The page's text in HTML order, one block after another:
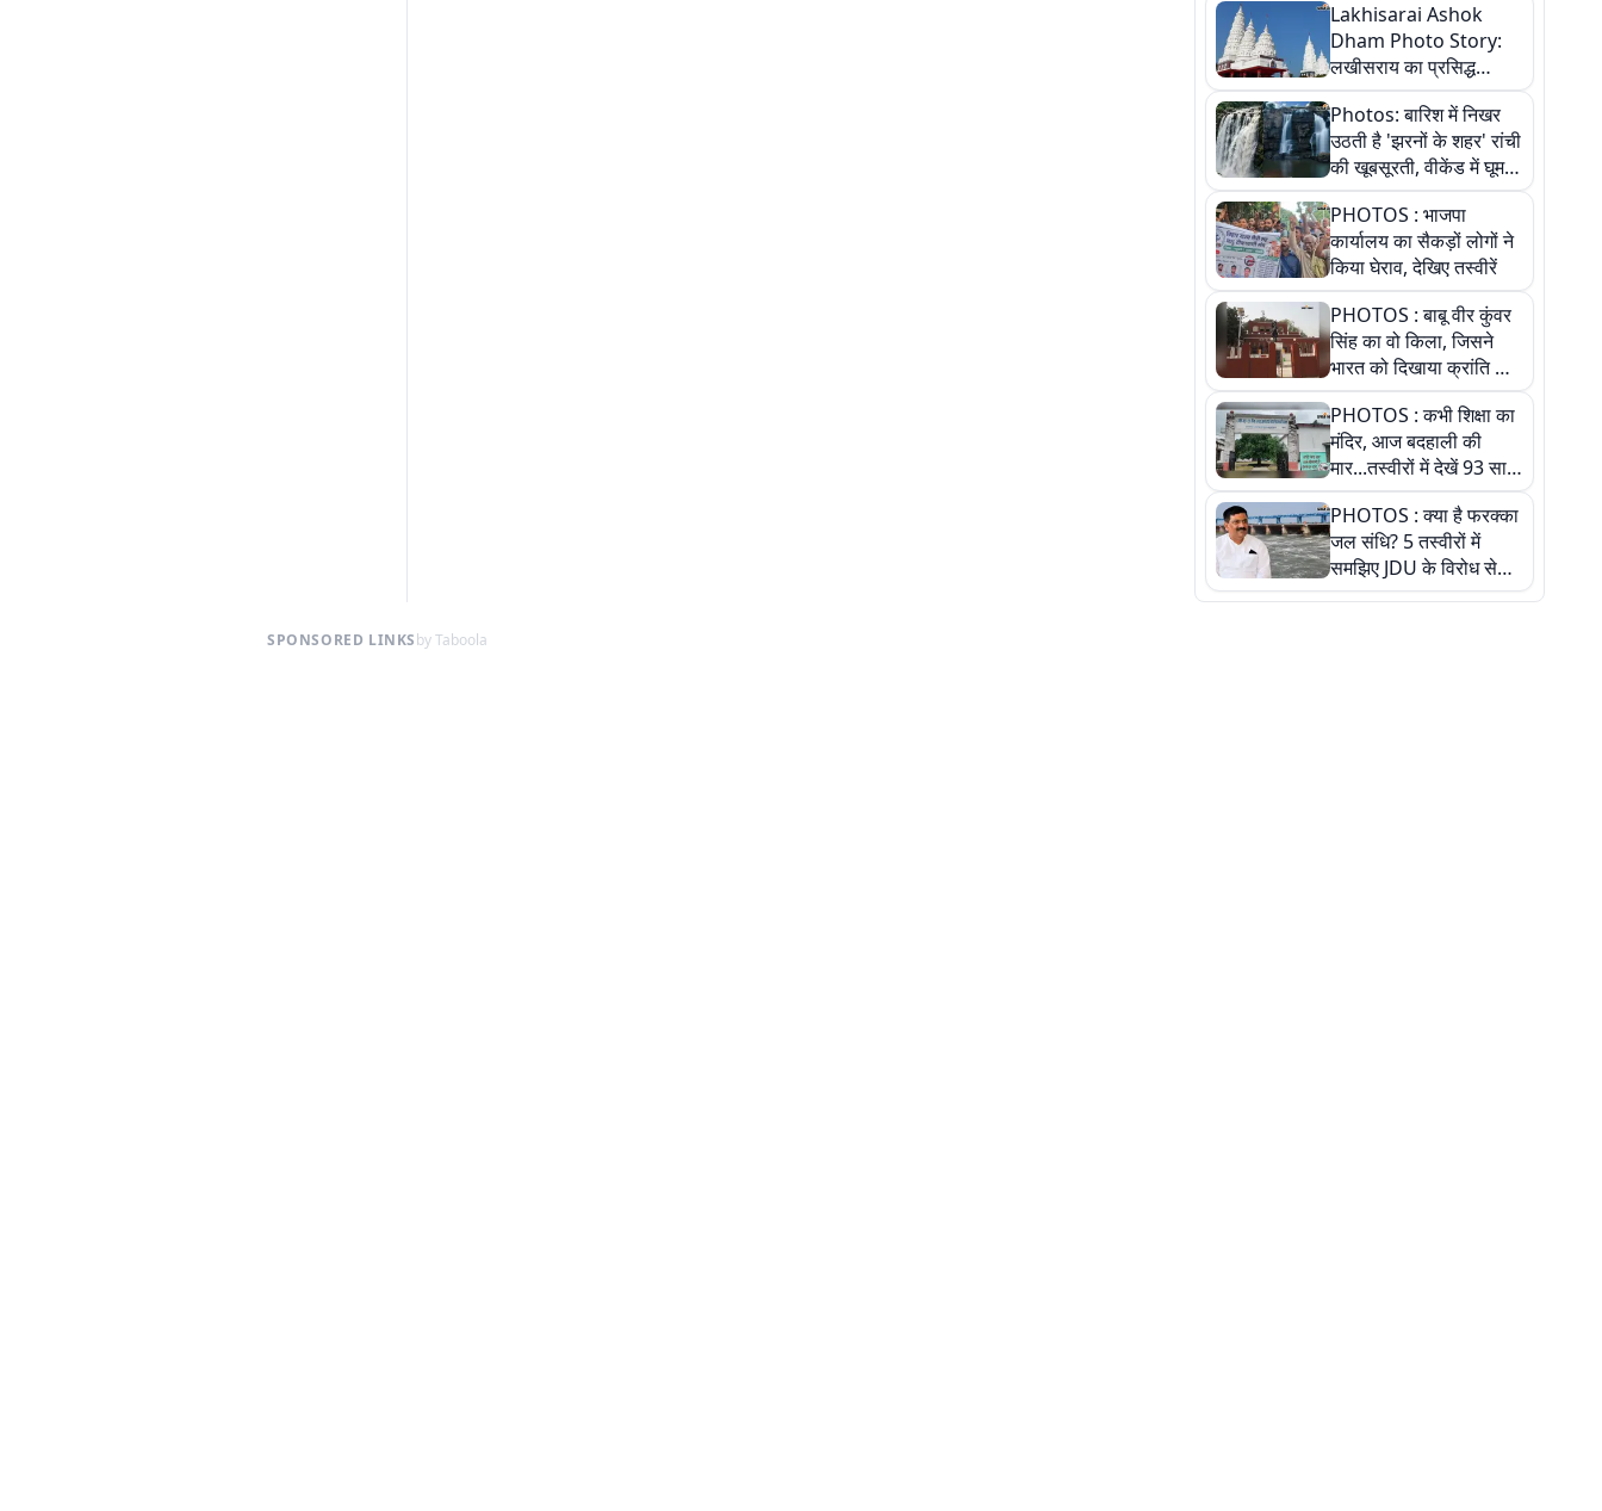
Lakhisarai Ashok
Dham Photo Story:
लखीसराय का प्रसिद्ध
अशोक धाम—आस्था,
श्रृंगार, अनुष्ठान और
अलौकिक संध्या आरती के
विहंगम दृश्य
Photos: बारिश में निखर
उठती है 'झरनों के शहर' रांची
की खूबसूरती, वीकेंड में घूम
आएं ये 5 वादियां
PHOTOS : भाजपा
कार्यालय का सैकड़ों लोगों ने
किया घेराव, देखिए तस्वीरें
PHOTOS : बाबू वीर कुंवर
सिंह का वो किला, जिसने
भारत को दिखाया क्रांति का
रास्ता: तस्वीरों में देखिए
PHOTOS : कभी शिक्षा का
मंदिर, आज बदहाली की
मार...तस्वीरों में देखें 93 साल
पुराने इस हाई स्कूल की
हकीकत
PHOTOS : क्या है फरक्का
जल संधि? 5 तस्वीरों में
समझिए JDU के विरोध से
लेकर बिहार पर असर तक
SPONSORED LINKSby Taboola